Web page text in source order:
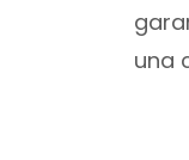
una